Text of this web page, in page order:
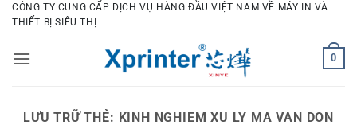
Bỏ
qua
dung
CÔNG TY CUNG CẤP DỊCH VỤ HÀNG ĐẦU VIỆT NAM VỀ MÁY IN VÀ
THIẾT BỊ SIÊU THỊ
0
LƯU TRỮ THẺ: KINH NGHIEM XU LY MA VAN DON